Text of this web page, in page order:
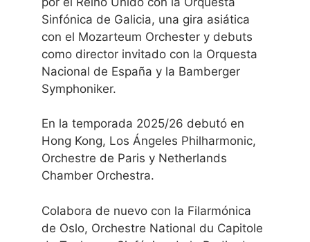
Sinfónica de Galicia, una gira asiática
con el Mozarteum Orchester y debuts
como director invitado con la Orquesta
Nacional de España y la Bamberger
Symphoniker.
En la temporada 2025/26 debutó en
Hong Kong, Los Ángeles Philharmonic,
Orchestre de Paris y Netherlands
Chamber Orchestra.
Colabora de nuevo con la Filarmónica
de Oslo, Orchestre National du Capitole